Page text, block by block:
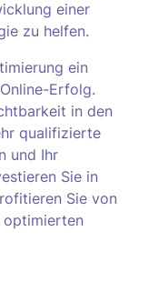
einer
zu helfen.
ein
Erfolg.
in den
qualifizierte
und Ihr
Sie in
Sie von
optimierten